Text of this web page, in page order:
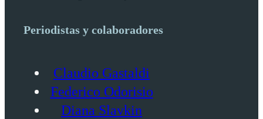
Periodistas y colaboradores
Claudio Gastaldi
Federico Odorisio
Diana Slavkin